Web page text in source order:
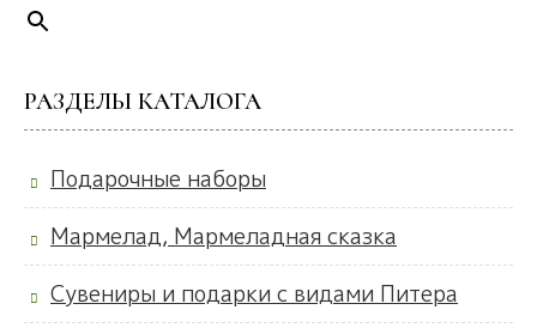
РАЗДЕЛЫ КАТАЛОГА
Подарочные наборы
Мармелад, Мармеладная сказка
Сувениры и подарки с видами Питера